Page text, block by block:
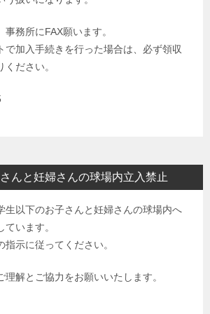
務所にFAX願います。
で加入手続きを行った場合は、必ず領収
ださい。
んと妊婦さんの球場内立入禁止
生以下のお子さんと妊婦さんの球場内へ
います。
示に従ってください。
解とご協力をお願いいたします。